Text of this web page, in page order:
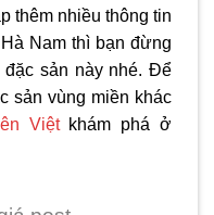
thêm nhiều thông tin
Nam thì bạn đừng
sản này nhé. Để
sản vùng miền khác
Việtkhám phá ở